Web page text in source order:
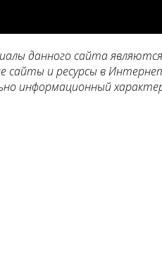
данного сайта
сайты и ресурсы в
информационный